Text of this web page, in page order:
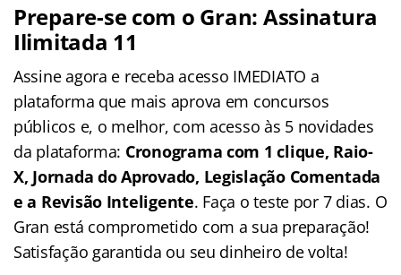
Prepare-se com o Gran: Assinatura
Ilimitada 11
Assine agora e receba acesso IMEDIATO a
plataforma que mais aprova em concursos
públicos e, o melhor, com acesso às 5 novidades
da plataforma: Cronograma com 1 clique, Raio-
X, Jornada do Aprovado, Legislação Comentada
e a Revisão Inteligente. Faça o teste por 7 dias. O
Gran está comprometido com a sua preparação!
Satisfação garantida ou seu dinheiro de volta!